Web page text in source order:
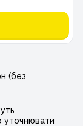
(без
уточнювати